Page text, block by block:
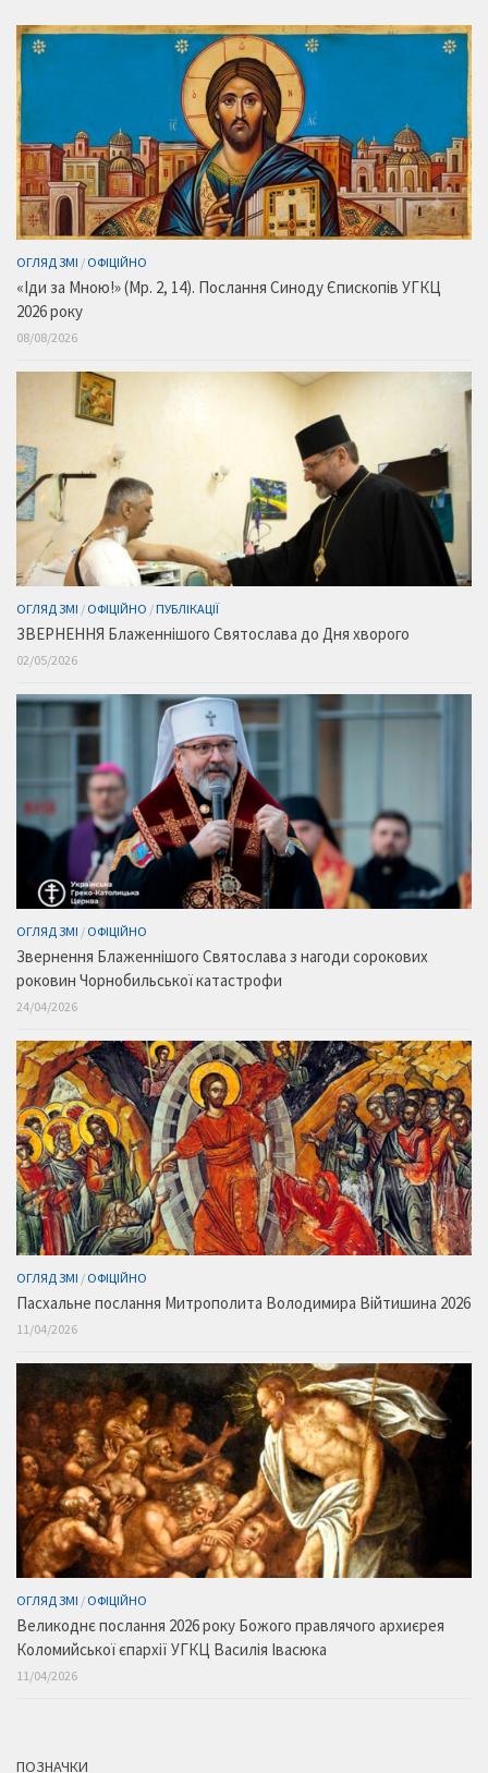
ОГЛЯД ЗМІ / ОФІЦІЙНО
«Іди за Мною!» (Мр. 2, 14). Послання Синоду Єпископів УГКЦ
2026 року
08/08/2026
ОГЛЯД ЗМІ / ОФІЦІЙНО /ПУБЛІКАЦІЇ
ЗВЕРНЕННЯ Блаженнішого Святослава до Дня хворого
02/05/2026
ОГЛЯД ЗМІ / ОФІЦІЙНО
Звернення Блаженнішого Святослава з нагоди сорокових
роковин Чорнобильської катастрофи
24/04/2026
ОГЛЯД ЗМІ / ОФІЦІЙНО
Пасхальне послання Митрополита Володимира Війтишина 2026
11/04/2026
ОГЛЯД ЗМІ / ОФІЦІЙНО
Великоднє послання 2026 року Божого правлячого архиєрея
Коломийської єпархії УГКЦ Василія Івасюка
11/04/2026
ПОЗНАЧКИ